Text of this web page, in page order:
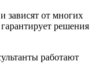
зависят от многих
решения
работают